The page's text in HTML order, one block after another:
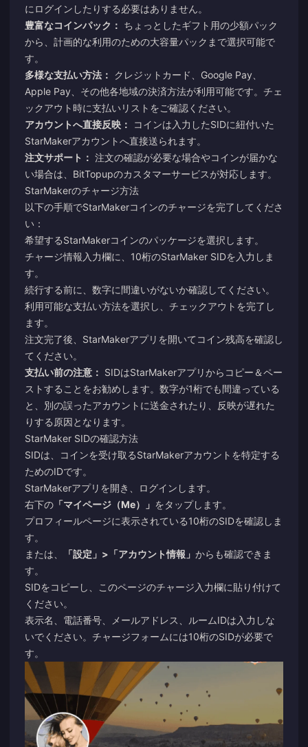
にログインしたりする必要はありません。
豊富なコインパック： ちょっとしたギフト用の少額パック
から、計画的な利用のための大容量パックまで選択可能で
す。
多様な支払い方法： クレジットカード、Google Pay、
Apple Pay、その他各地域の決済方法が利用可能です。チェ
ックアウト時に支払いリストをご確認ください。
アカウントへ直接反映：
コインは入力したSIDに紐付いた
StarMakerアカウントへ直接送られます。
注文サポート： 注文の確認が必要な場合やコインが届かな
い場合は、BitTopupのカスタマーサービスが対応します。
StarMakerのチャージ方法
以下の手順でStarMakerコインのチャージを完了してくださ
い：
希望するStarMakerコインのパッケージを選択します。
チャージ情報入力欄に、10桁のStarMaker SIDを入力しま
す。
続行する前に、数字に間違いがないか確認してください。
利用可能な支払い方法を選択し、チェックアウトを完了し
ます。
注文完了後、StarMakerアプリを開いてコイン残高を確認し
てください。
支払い前の注意： SIDはStarMakerアプリからコピー＆ペー
ストすることをお勧めします。数字が1桁でも間違っている
と、別の誤ったアカウントに送金されたり、反映が遅れた
りする原因となります。
StarMaker SIDの確認方法
SIDは、コインを受け取るStarMakerアカウントを特定する
ためのIDです。
StarMakerアプリを開き、ログインします。
右下の 「マイページ（Me）」 をタップします。
プロフィールページに表示されている10桁のSIDを確認しま
す。
または、
「設定」>「アカウント情報」 からも確認できま
す。
SIDをコピーし、このページのチャージ入力欄に貼り付けて
ください。
表示名、電話番号、メールアドレス、ルームIDは入力しな
いでください。チャージフォームには10桁のSIDが必要で
す。